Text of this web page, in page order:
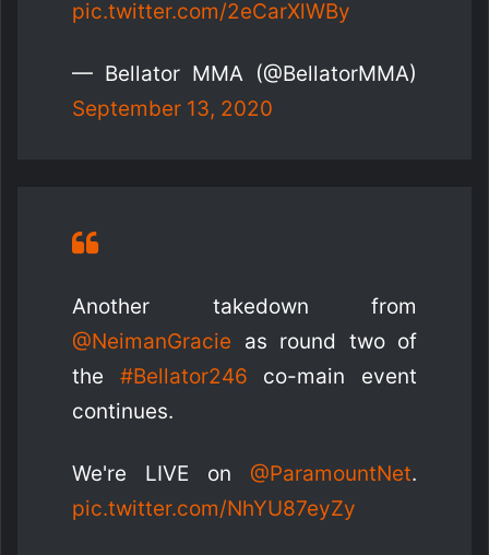
pic.twitter.com/2eCarXlWBy
— Bellator MMA (@BellatorMMA)
September 13, 2020
Another takedown from
@NeimanGracie as round two of
the #Bellator246 co-main event
continues.
We're LIVE on @ParamountNet.
pic.twitter.com/NhYU87eyZy